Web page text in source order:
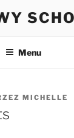
Menu
MICHELLE